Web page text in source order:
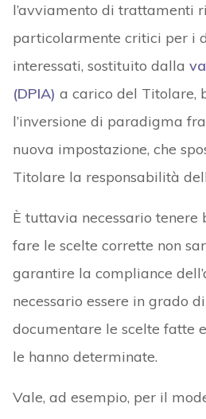
l’avviamento di trattamenti
particolarmente critici per i
interessati, sostituito dalla
(DPIA) a carico del Titolare,
l’inversione di paradigma
nuova impostazione, che
Titolare la responsabilità
È tuttavia necessario tenere
fare le scelte corrette non
garantire la compliance
necessario essere in grado
documentare le scelte fatte
le hanno determinate.
Vale, ad esempio, per il